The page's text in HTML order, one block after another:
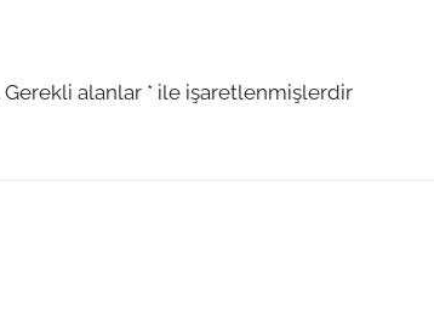
Gerekli alanlar * ile işaretlenmişlerdir